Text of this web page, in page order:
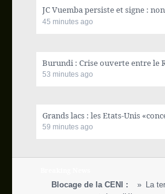
Blog
People
JC Vuemba persiste et signe :
45 minutes ago
Burundi : Crise ouverte entre le
53 minutes ago
Grands lacs : les Etats-Unis
59 minutes ago
Blocage de la CENI :
La